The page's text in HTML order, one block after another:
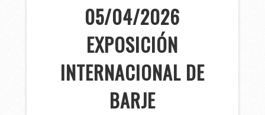
05/04/2026
EXPOSICIÓN
INTERNACIONAL DE
BARJE